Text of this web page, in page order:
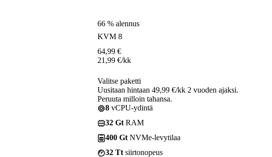
66 % alennus
KVM 8
64,99 €
21,99 €/kk
Valitse paketti
Uusitaan hintaan 49,99 €/kk 2 vuoden ajaksi.
Peruuta milloin tahansa.
8 vCPU-ydintä
32 Gt RAM
400 Gt NVMe-levytilaa
32 Tt siirtonopeus